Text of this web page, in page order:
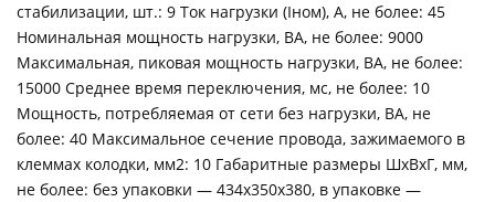
стабилизации, шт.: 9 Ток нагрузки (Iном), A, не более: 45
Номинальная мощность нагрузки, ВА, не более: 9000
Максимальная, пиковая мощность нагрузки, ВА, не более:
15000 Среднее время переключения, мс, не более: 10
Мощность, потребляемая от сети без нагрузки, ВА, не
более: 40 Максимальное сечение провода, зажимаемого в
клеммах колодки, мм2: 10 Габаритные размеры ШхВхГ, мм,
не более: без упаковки — 434х350х380, в упаковке —